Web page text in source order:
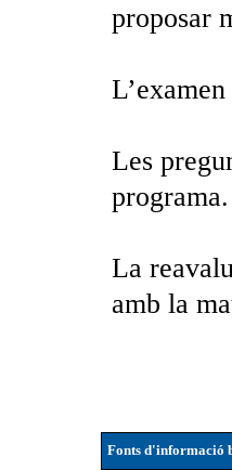
proposar
Les
programa.
La
amb la
Fonts d'informació